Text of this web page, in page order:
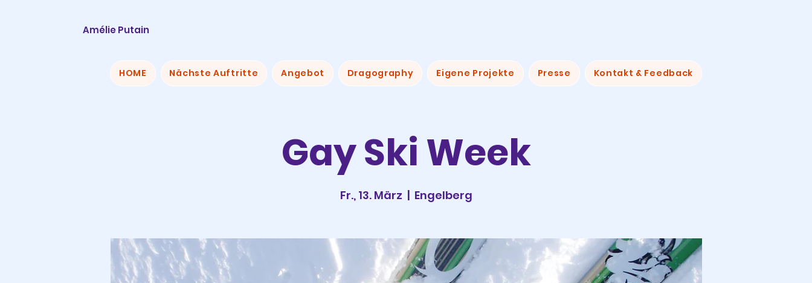
Amélie Putain
HOME Nächste Auftritte Angebot Dragography Eigene Projekte Presse Kontakt & Feedback
Gay Ski Week
Fr., 13. März
  |
Engelberg